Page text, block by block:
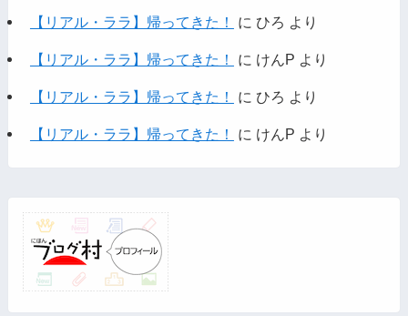
【リアル・ララ】帰ってきた！ に ひろ より
【リアル・ララ】帰ってきた！ に けんP より
【リアル・ララ】帰ってきた！ に ひろ より
【リアル・ララ】帰ってきた！ に けんP より